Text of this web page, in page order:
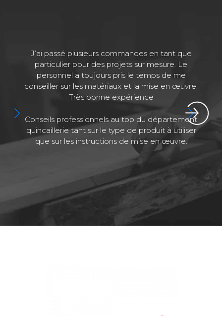
J’ai passé plusieurs commandes en tant que
particulier pour des projets sur mesure. Le
personnel a toujours pris le temps de me
conseiller sur les matériaux et la mise en œuvre.
Très bonne expérience
Conseils professionnels au top du département
quincaillerie tant sur le type de produit à utiliser
que sur les instructions de mise en œuvre.